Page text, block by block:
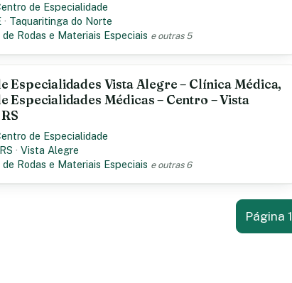
de Especialidade
· Taquaritinga do Norte
de Rodas e Materiais Especiais e outras 5
Especialidades Vista Alegre – Clínica Médica,
Especialidades Médicas – Centro – Vista
de Especialidade
RS ·Vista Alegre
de Rodas e Materiais Especiais e outras 6
Página 1